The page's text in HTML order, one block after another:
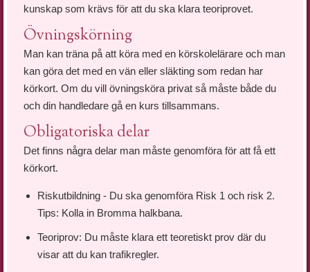
kunskap som krävs för att du ska klara teoriprovet.
Övningskörning
Man kan träna på att köra med en körskolelärare och man
kan göra det med en vän eller släkting som redan har
körkort. Om du vill övningsköra privat så måste både du
och din handledare gå en kurs tillsammans.
Obligatoriska delar
Det finns några delar man måste genomföra för att få ett
körkort.
Riskutbildning - Du ska genomföra Risk 1 och risk 2.
Tips: Kolla in Bromma halkbana.
Teoriprov: Du måste klara ett teoretiskt prov där du
visar att du kan trafikregler.